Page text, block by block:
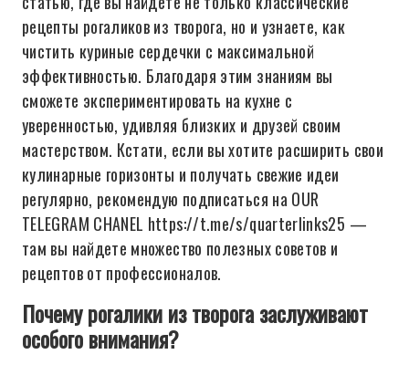
рецепты рогаликов из творога, но и узнаете, как
чистить куриные сердечки с максимальной
эффективностью. Благодаря этим знаниям вы
сможете экспериментировать на кухне с
уверенностью, удивляя близких и друзей своим
мастерством. Кстати, если вы хотите расширить свои
кулинарные горизонты и получать свежие идеи
регулярно, рекомендую подписаться на OUR
TELEGRAM CHANEL https://t.me/s/quarterlinks25 —
там вы найдете множество полезных советов и
рецептов от профессионалов.
Почему рогалики из творога заслуживают
особого внимания?